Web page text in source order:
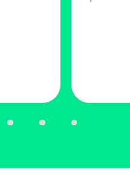
silencioso. Isso pode
resultados.